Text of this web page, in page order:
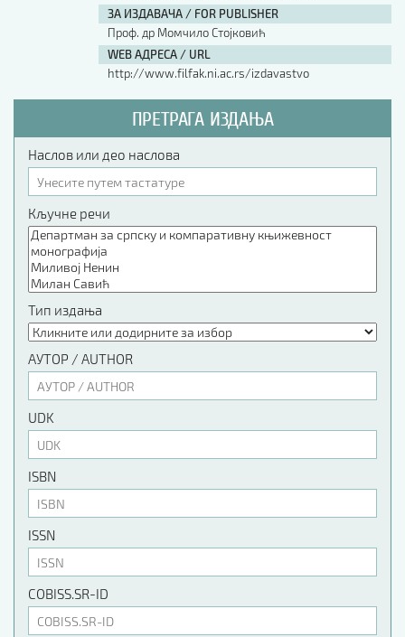
ЗА ИЗДАВАЧА / FOR PUBLISHER
Проф. др Момчило Стојковић
WEB АДРЕСА / URL
http://www.filfak.ni.ac.rs/izdavastvo
ПРЕТРАГА ИЗДАЊА
Наслов или део наслова
Кључне речи
Тип издања
АУТОР / AUTHOR
UDK
ISBN
ISSN
COBISS.SR-ID